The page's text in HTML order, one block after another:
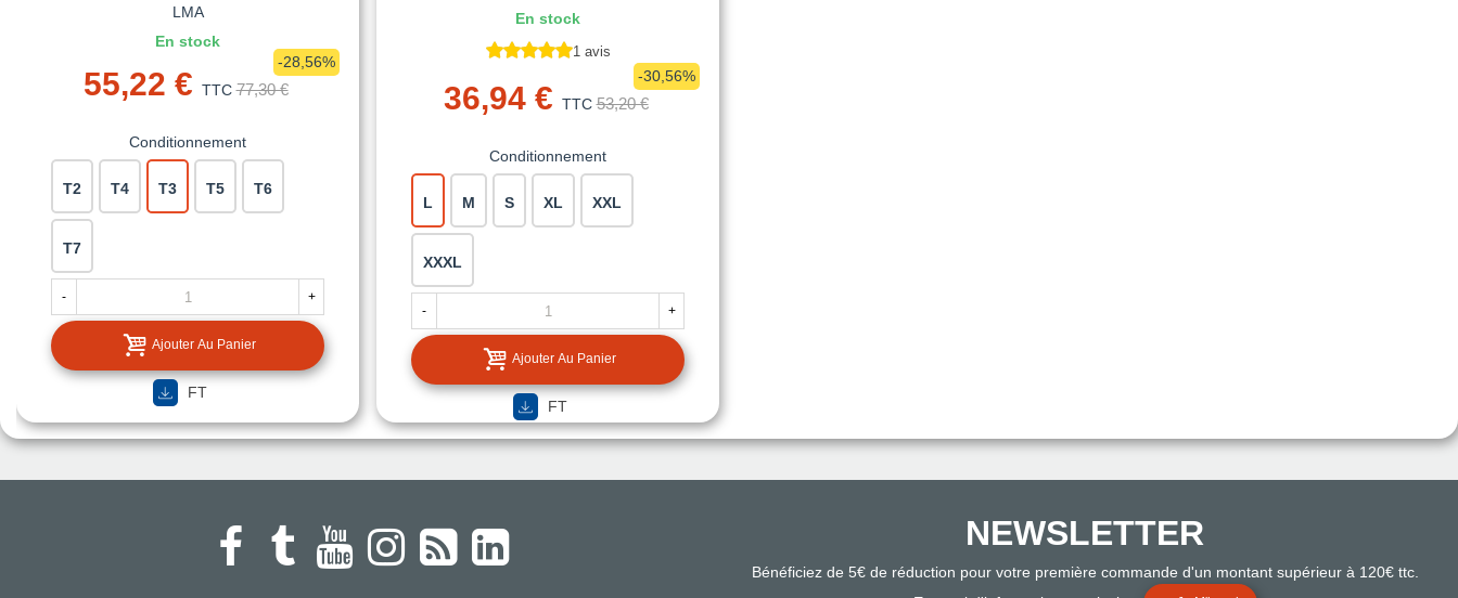
LMA
En stock
55,22 € TTC 77,30 €
-28,56%
Conditionnement
T2 T4 T3 T5 T6
T7
- +
Ajouter Au Panier
FT
En stock
1 avis
36,94 € TTC 53,20 €
-30,56%
Conditionnement
L M S XL XXL
XXXL
- +
Ajouter Au Panier
FT
NEWSLETTER
Bénéficiez de 5€ de réduction pour votre première commande d'un montant supérieur à 120€ ttc.